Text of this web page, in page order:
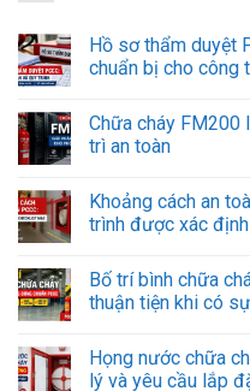
Hồ sơ thẩm duyệt
chuẩn bị cho công
Chữa cháy FM200
trì an toàn
Khoảng cách an
trình được xác
Bố trí bình chữa
thuận tiện khi có
Họng nước chữa
lý và yêu cầu lắp